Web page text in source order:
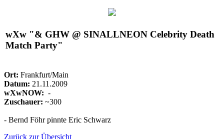
wXw "& GHW @ SINALLNEON Celebrity Death
Match Party"
Ort: Frankfurt/Main
Datum: 21.11.2009
wXwNOW: -
Zuschauer: ~300
- Bernd Föhr pinnte Eric Schwarz
Zurück zur Übersicht